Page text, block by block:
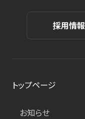
採用情報
トップページ
お知らせ